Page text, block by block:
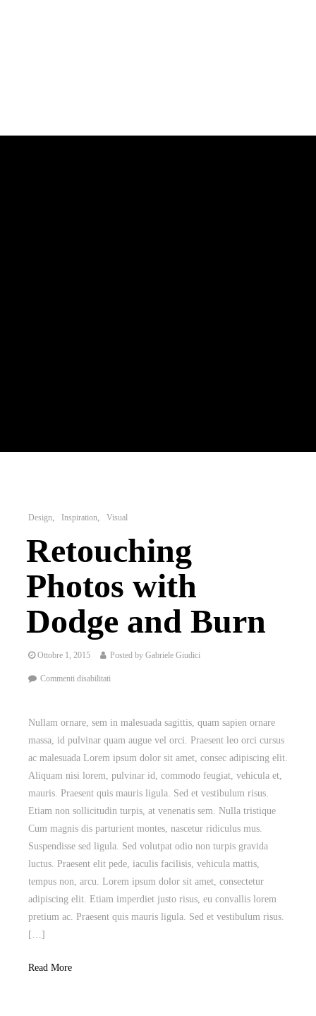
Design Inspiration Visual
Retouching
Photos with
Dodge and Burn
Ottobre 1, 2015 Posted by Gabriele Giudici
Commenti disabilitati
Nullam ornare, sem in malesuada sagittis, quam sapien ornare
massa, id pulvinar quam augue vel orci. Praesent leo orci cursus
ac malesuada Lorem ipsum dolor sit amet, consec adipiscing elit.
Aliquam nisi lorem, pulvinar id, commodo feugiat, vehicula et,
mauris. Praesent quis mauris ligula. Sed et vestibulum risus.
Etiam non sollicitudin turpis, at venenatis sem. Nulla tristique
Cum magnis dis parturient montes, nascetur ridiculus mus.
Suspendisse sed ligula. Sed volutpat odio non turpis gravida
luctus. Praesent elit pede, iaculis facilisis, vehicula mattis,
tempus non, arcu. Lorem ipsum dolor sit amet, consectetur
adipiscing elit. Etiam imperdiet justo risus, eu convallis lorem
pretium ac. Praesent quis mauris ligula. Sed et vestibulum risus.
[…]
Read More